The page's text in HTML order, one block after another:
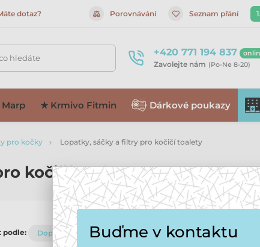
dotaz? Porovnávání Seznam přání
hledáte +420 771 194 837
Zavolejte nám (Po-Ne 8-20)
★ Krmivo Fitmin Dárkové poukazy
pro kočky Lopatky, sáčky a filtry pro kočičí toalety
kočičí toalety
podle: Doporučené Od nejlevnějšího Od nejdražšího
Buďme v kontaktu